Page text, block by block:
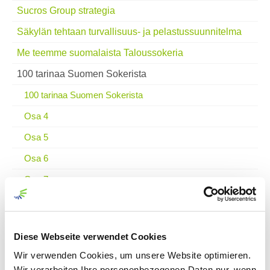
Diese Webseite verwendet Cookies
Wir verwenden Cookies, um unsere Website optimieren.
Sucros Group strategia
Säkylän tehtaan turvallisuus- ja pelastussuunnitelma
Me teemme suomalaista Taloussokeria
100 tarinaa Suomen Sokerista
100 tarinaa Suomen Sokerista
Osa 4
Osa 5
Osa 6
Osa 7
Osa 8
Osa 10